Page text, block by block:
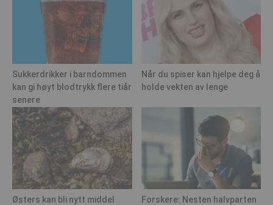
Sukkerdrikker i barndommen
kan gi høyt blodtrykk flere tiår
senere
Når du spiser kan hjelpe deg å
holde vekten av lenge
Østers kan bli nytt middel
Forskere: Nesten halvparten